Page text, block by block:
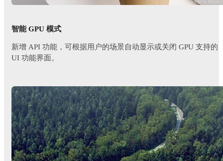
© Forge & Morrow
智能 GPU 模式
新增 API 功能，可根据用户的场景自动显示或关闭 GPU 支持的
UI 功能界面。